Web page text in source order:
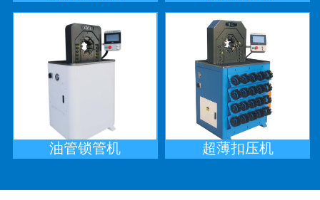
油管锁管机 超薄扣压机